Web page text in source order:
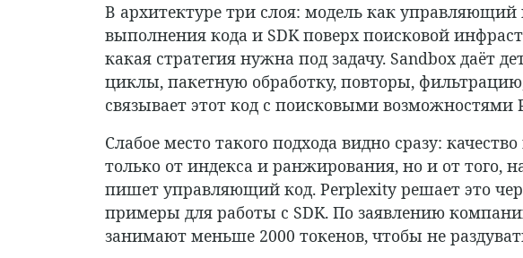
В архитектуре три слоя: модель как управляющий
выполнения кода и SDK поверх поисковой
какая стратегия нужна под задачу. Sandbox даёт
циклы, пакетную обработку, повторы,
связывает этот код с поисковыми возможностями
Слабое место такого подхода видно сразу:
только от индекса и ранжирования, но и от того,
пишет управляющий код. Perplexity решает это
примеры для работы с SDK. По заявлению
занимают меньше 2000 токенов, чтобы не